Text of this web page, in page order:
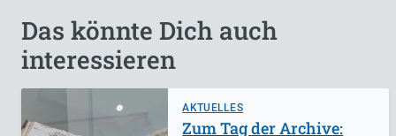
Das könnte Dich auch
interessieren
AKTUELLES
Zum Tag der Archive: